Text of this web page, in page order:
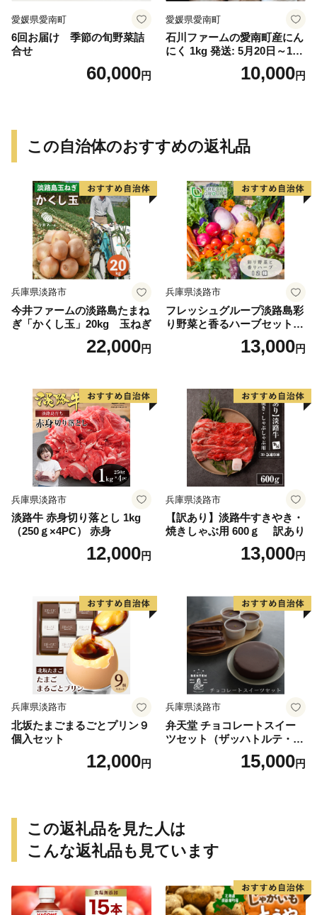
愛媛県愛南町
6回お届け 季節の旬野菜詰
合せ
60,000円
愛媛県愛南町
石川ファームの愛南町産にん
にく 1kg 発送: 5月20日～11
10,000円
この自治体のおすすめの返礼品
兵庫県淡路市
今井ファームの淡路島たまね
ぎ「かくし玉」20kg 玉ねぎ
22,000円
兵庫県淡路市
フレッシュグループ淡路島彩
り野菜と香るハーブセット
13,000円
兵庫県淡路市
淡路牛 赤身切り落とし 1kg
（250ｇ×4PC） 赤身
12,000円
兵庫県淡路市
【訳あり】淡路牛すきやき・
焼きしゃぶ用 600ｇ 訳あり
13,000円
兵庫県淡路市
北坂たまごまるごとプリン９
個入セット
12,000円
兵庫県淡路市
弁天堂 チョコレートスイー
ツセット（ザッハトルテ・エ
クレア・チョコレートムー
15,000円
この返礼品を見た人は
こんな返礼品も見ています